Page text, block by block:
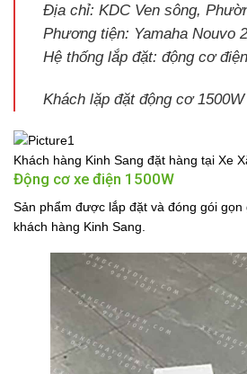
Địa chỉ: KDC Ven sông,
Phương tiện: Yamaha Nouvo
Hệ thống lắp đặt: động cơ
Khách lặp đặt động cơ 1500W
Khách hàng Kinh Sang đặt hàng tại Xe
Động cơ xe điện 1500W
Sản phẩm được lắp đặt và đóng gói
khách hàng Kinh Sang.